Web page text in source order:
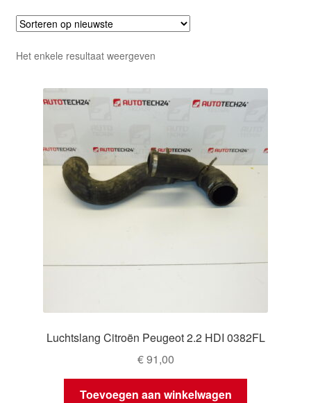
Het enkele resultaat weergeven
Luchtslang Citroën Peugeot 2.2 HDI 0382FL
€91,00
Toevoegen aan winkelwagen